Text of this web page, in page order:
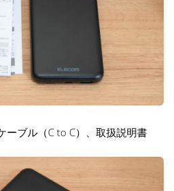
ーブル（C to C）、取扱説明書